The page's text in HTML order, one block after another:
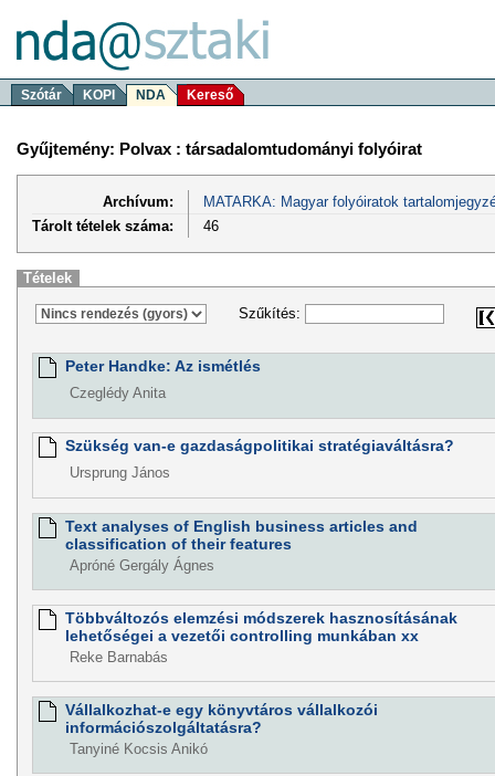
Szótár KOPI NDA Kereső
Gyűjtemény: Polvax : társadalomtudományi folyóirat
Archívum:
MATARKA: Magyar folyóiratok
Tárolt tételek száma:
46
Tételek
Szűkítés:
Peter Handke: Az ismétlés
Czeglédy Anita
Szükség van-e gazdaságpolitikai stratégiaváltásra?
Ursprung János
Text analyses of English business articles and
classification of their features
Apróné Gergály Ágnes
Többváltozós elemzési módszerek hasznosításának
lehetőségei a vezetői controlling munkában xx
Reke Barnabás
Vállalkozhat-e egy könyvtáros vállalkozói
információszolgáltatásra?
Tanyiné Kocsis Anikó